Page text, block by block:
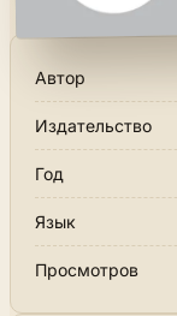
Автор
Издательство
Год
Язык
Просмотров